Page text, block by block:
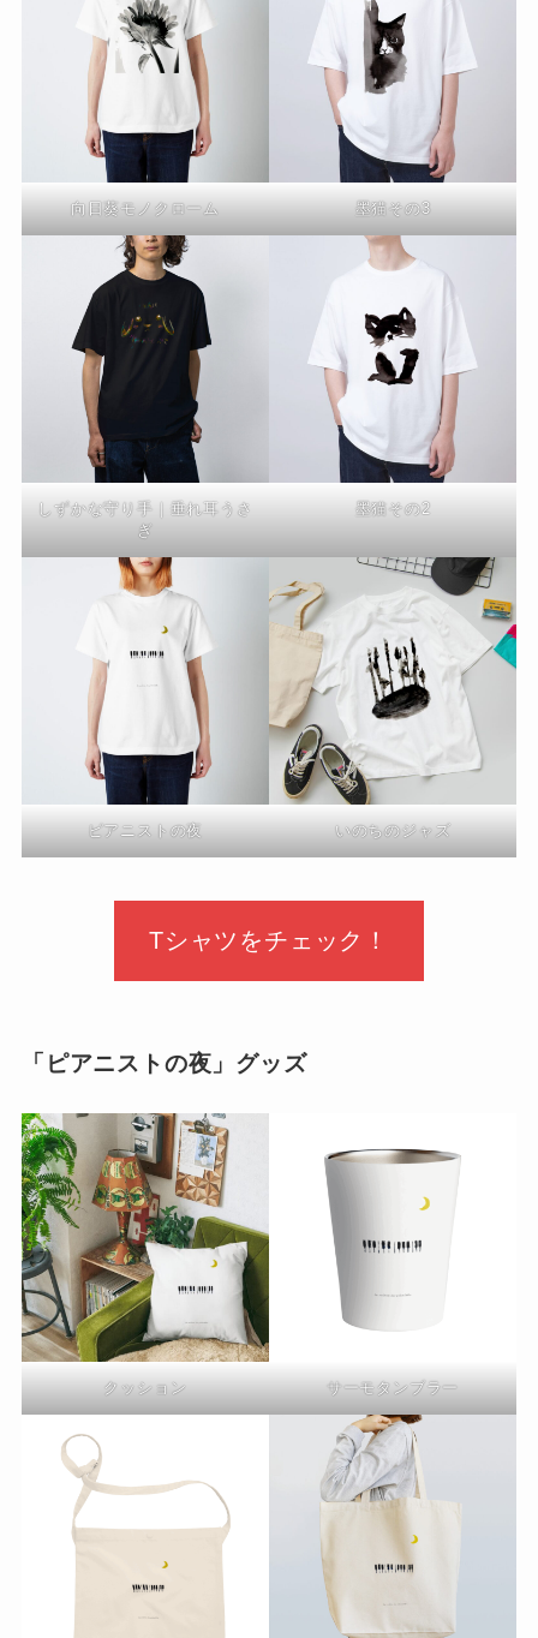
向日葵モノクローム 墨猫その3
しずかな守り手｜垂れ耳うさ
ぎ
墨猫その2
ピアニストの夜 いのちのジャズ
Tシャツをチェック！
「ピアニストの夜」グッズ
クッション サーモタンブラー